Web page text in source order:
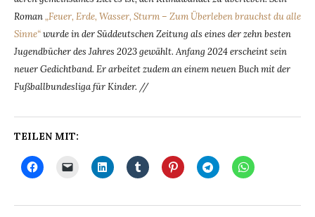
Roman„Feuer, Erde, Wasser, Sturm – Zum Überleben brauchst du alle
Sinne“wurde in der Süddeutschen Zeitung als eines der zehn besten
Jugendbücher des Jahres 2023 gewählt. Anfang 2024 erscheint sein
neuer Gedichtband. Er arbeitet zudem an einem neuen Buch mit der
Fußballbundesliga für Kinder. //
TEILEN MIT: